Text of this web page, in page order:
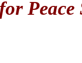
Peace